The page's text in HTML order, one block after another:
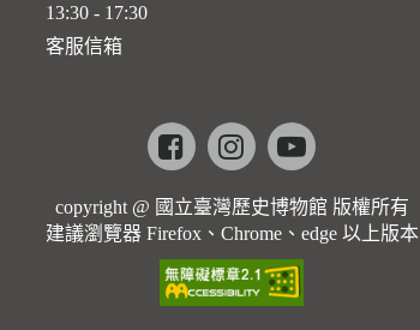
13:30 - 17:30
客服信箱
Facebookinstagramyoutube
copyright @ 國立臺灣歷史博物館 版權所有
建議瀏覽器 Firefox、Chrome、edge 以上版本